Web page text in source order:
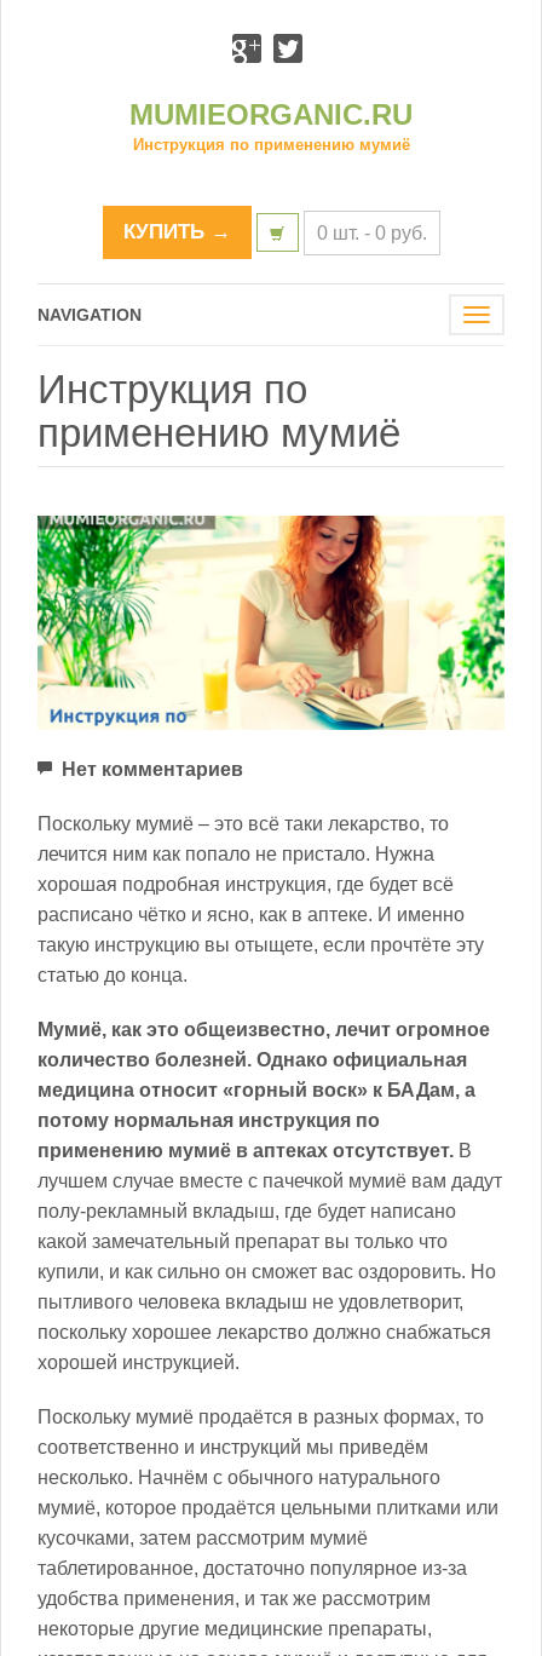
MUMIEORGANIC.RU
Инструкция по применению мумиё
КУПИТЬ → 0 шт. - 0 руб.
Toggle
NAVIGATION
Инструкция по
применению мумиё
Нет комментариев
Поскольку мумиё – это всё таки лекарство, то
лечится ним как попало не пристало. Нужна
хорошая подробная инструкция, где будет всё
расписано чётко и ясно, как в аптеке. И именно
такую инструкцию вы отыщете, если прочтёте эту
статью до конца.
Мумиё, как это общеизвестно, лечит огромное
количество болезней. Однако официальная
медицина относит «горный воск» к БАДам, а
потому нормальная инструкция по
применению мумиё в аптеках отсутствует. В
лучшем случае вместе с пачечкой мумиё вам дадут
полу-рекламный вкладыш, где будет написано
какой замечательный препарат вы только что
купили, и как сильно он сможет вас оздоровить. Но
пытливого человека вкладыш не удовлетворит,
поскольку хорошее лекарство должно снабжаться
хорошей инструкцией.
Поскольку мумиё продаётся в разных формах, то
соответственно и инструкций мы приведём
несколько. Начнём с обычного натурального
мумиё, которое продаётся цельными плитками или
кусочками, затем рассмотрим мумиё
таблетированное, достаточно популярное из-за
удобства применения, и так же рассмотрим
некоторые другие медицинские препараты,